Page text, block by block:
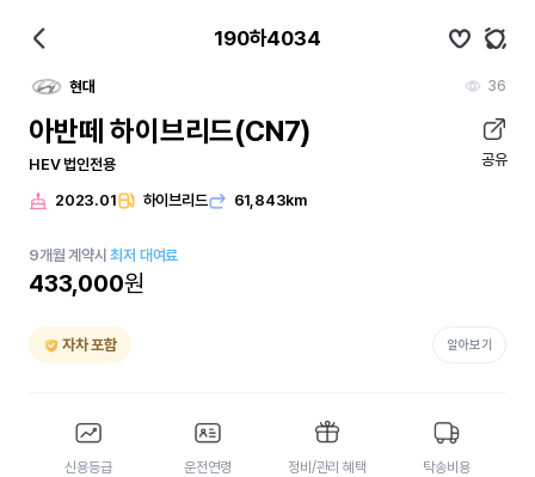
190하4034
현대 36
아반떼 하이브리드(CN7)
HEV 법인전용 공유
2023.01 하이브리드 61,843km
9개월 계약시최저 대여료
433,000원
자차 포함 알아보기
신용등급 운전연령 정비/관리 혜택 탁송비용